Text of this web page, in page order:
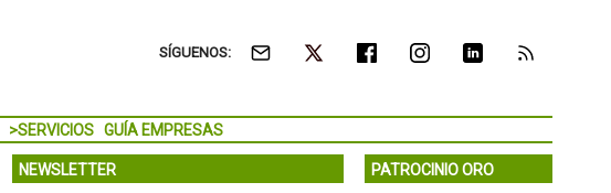
SÍGUENOS:
>SERVICIOS GUÍA EMPRESAS
NEWSLETTER PATROCINIO ORO